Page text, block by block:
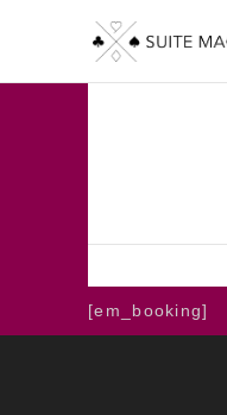
[em_booking]